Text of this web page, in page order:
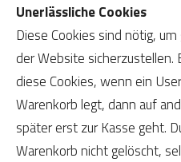
Unerlässliche Cookies
Diese Cookies sind nötig,
der Website sicherzustellen.
diese Cookies, wenn ein
Warenkorb legt, dann auf
später erst zur Kasse geht.
Warenkorb nicht gelöscht,